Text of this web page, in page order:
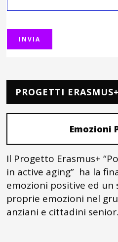
PROGETTI ERASMUS+
Emozioni
Il Progetto Erasmus+
in active aging” ha la
emozioni positive ed
proprie emozioni nel
anziani e cittadini senior.